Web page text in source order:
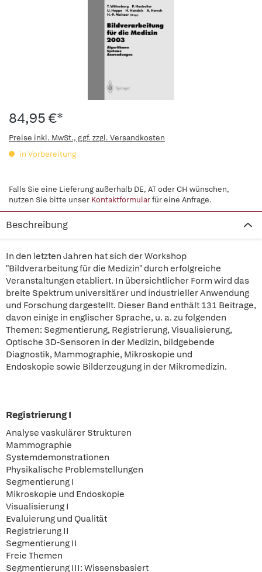
84,95 €*
Preise inkl. MwSt., ggf. zzgl. Versandkosten
in Vorbereitung
Falls Sie eine Lieferung außerhalb DE, AT oder CH wünschen,
nutzen Sie bitte unser Kontaktformularfür eine Anfrage.
Beschreibung
In den letzten Jahren hat sich der Workshop
"Bildverarbeitung für die Medizin" durch erfolgreiche
Veranstaltungen etabliert. In übersichtlicher Form wird das
breite Spektrum universitärer und industrieller Anwendung
und Forschung dargestellt. Dieser Band enthält 131 Beitrage,
davon einige in englischer Sprache, u. a. zu folgenden
Themen: Segmentierung, Registrierung, Visualisierung,
Optische 3D-Sensoren in der Medizin, bildgebende
Diagnostik, Mammographie, Mikroskopie und
Endoskopie sowie Bilderzeugung in der Mikromedizin.
Registrierung I
Analyse vaskulärer Strukturen
Mammographie
Systemdemonstrationen
Physikalische Problemstellungen
Segmentierung I
Mikroskopie und Endoskopie
Visualisierung I
Evaluierung und Qualität
Registrierung II
Segmentierung II
Freie Themen
Segmentierung III: Wissensbasiert